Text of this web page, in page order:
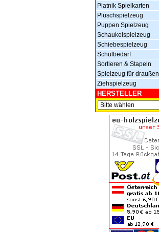
Piatnik Spielkarten
Plüschspielzeug
Puppen Spielzeug
Schaukelspielzeug
Schiebespielzeug
Schulbedarf
Sortieren & Stapeln
Spielzeug für draußen
Ziehspielzeug
HERSTELLER